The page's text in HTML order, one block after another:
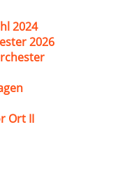
2024
2026
Ort II